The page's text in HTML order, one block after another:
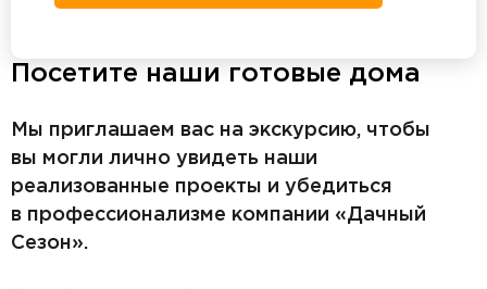
Посетите наши готовые дома
Мы приглашаем вас на экскурсию, чтобы
вы могли лично увидеть наши
реализованные проекты и убедиться
в профессионализме компании «Дачный
Сезон».